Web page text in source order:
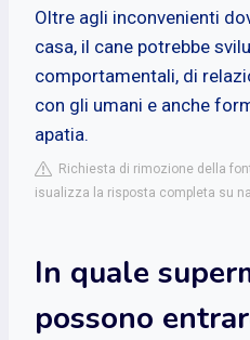
Oltre agli inconvenienti
casa, il cane potrebbe
comportamentali, di
con gli umani e anche
apatia.
Richiesta di rimozione della
isualizza la risposta completa su
In quale
possono